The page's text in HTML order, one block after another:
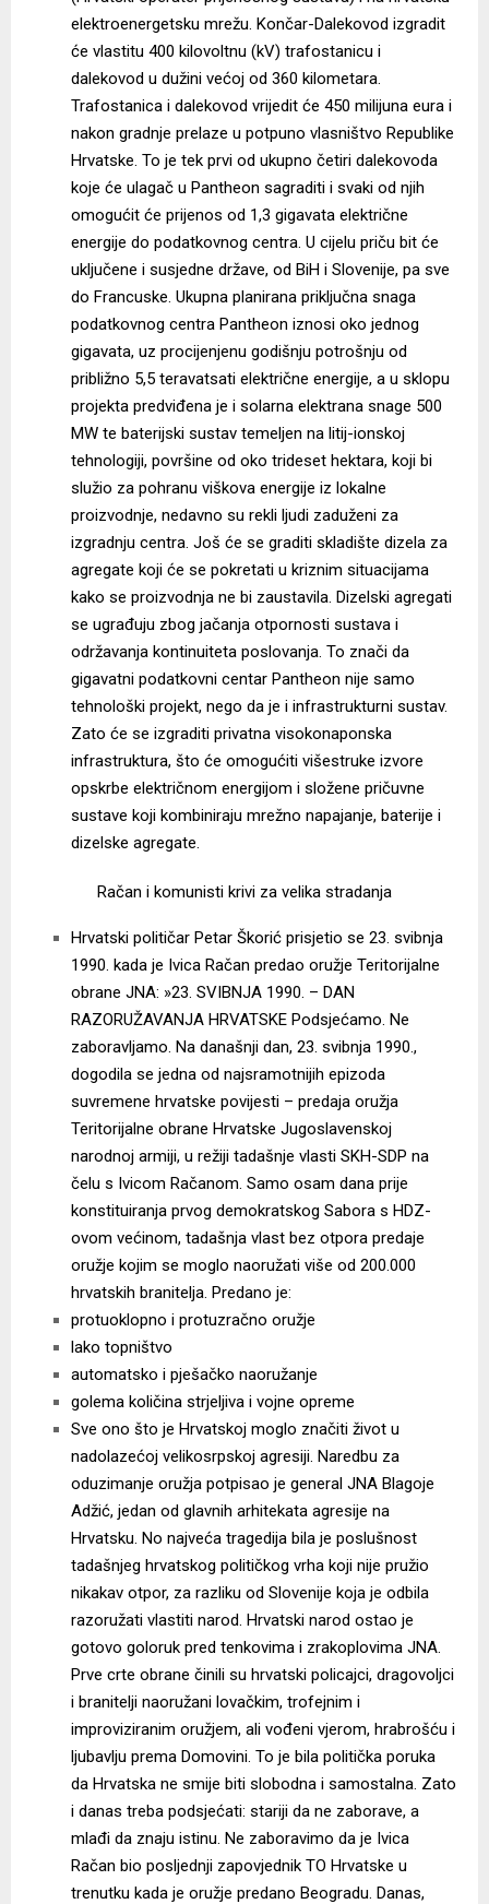
elektroenergetsku mrežu. Končar-Dalekovod izgradit
će vlastitu 400 kilovoltnu (kV) trafostanicu i
dalekovod u dužini većoj od 360 kilometara.
Trafostanica i dalekovod vrijedit će 450 milijuna eura i
nakon gradnje prelaze u potpuno vlasništvo Republike
Hrvatske. To je tek prvi od ukupno četiri dalekovoda
koje će ulagač u Pantheon sagraditi i svaki od njih
omogućit će prijenos od 1,3 gigavata električne
energije do podatkovnog centra. U cijelu priču bit će
uključene i susjedne države, od BiH i Slovenije, pa sve
do Francuske. Ukupna planirana priključna snaga
podatkovnog centra Pantheon iznosi oko jednog
gigavata, uz procijenjenu godišnju potrošnju od
približno 5,5 teravatsati električne energije, a u sklopu
projekta predviđena je i solarna elektrana snage 500
MW te baterijski sustav temeljen na litij-ionskoj
tehnologiji, površine od oko trideset hektara, koji bi
služio za pohranu viškova energije iz lokalne
proizvodnje, nedavno su rekli ljudi zaduženi za
izgradnju centra. Još će se graditi skladište dizela za
agregate koji će se pokretati u kriznim situacijama
kako se proizvodnja ne bi zaustavila. Dizelski agregati
se ugrađuju zbog jačanja otpornosti sustava i
održavanja kontinuiteta poslovanja. To znači da
gigavatni podatkovni centar Pantheon nije samo
tehnološki projekt, nego da je i infrastrukturni sustav.
Zato će se izgraditi privatna visokonaponska
infrastruktura, što će omogućiti višestruke izvore
opskrbe električnom energijom i složene pričuvne
sustave koji kombiniraju mrežno napajanje, baterije i
dizelske agregate.
Račan i komunisti krivi za velika stradanja
Hrvatski političar Petar Škorić prisjetio se 23. svibnja
1990. kada je Ivica Račan predao oružje Teritorijalne
obrane JNA: »23. SVIBNJA 1990. – DAN
RAZORUŽAVANJA HRVATSKE Podsjećamo. Ne
zaboravljamo. Na današnji dan, 23. svibnja 1990.,
dogodila se jedna od najsramotnijih epizoda
suvremene hrvatske povijesti – predaja oružja
Teritorijalne obrane Hrvatske Jugoslavenskoj
narodnoj armiji, u režiji tadašnje vlasti SKH-SDP na
čelu s Ivicom Račanom. Samo osam dana prije
konstituiranja prvog demokratskog Sabora s HDZ-
ovom većinom, tadašnja vlast bez otpora predaje
oružje kojim se moglo naoružati više od 200.000
hrvatskih branitelja. Predano je:
protuoklopno i protuzračno oružje
lako topništvo
automatsko i pješačko naoružanje
golema količina strjeljiva i vojne opreme
Sve ono što je Hrvatskoj moglo značiti život u
nadolazećoj velikosrpskoj agresiji. Naredbu za
oduzimanje oružja potpisao je general JNA Blagoje
Adžić, jedan od glavnih arhitekata agresije na
Hrvatsku. No najveća tragedija bila je poslušnost
tadašnjeg hrvatskog političkog vrha koji nije pružio
nikakav otpor, za razliku od Slovenije koja je odbila
razoružati vlastiti narod. Hrvatski narod ostao je
gotovo goloruk pred tenkovima i zrakoplovima JNA.
Prve crte obrane činili su hrvatski policajci, dragovoljci
i branitelji naoružani lovačkim, trofejnim i
improviziranim oružjem, ali vođeni vjerom, hrabrošću i
ljubavlju prema Domovini. To je bila politička poruka
da Hrvatska ne smije biti slobodna i samostalna. Zato
i danas treba podsjećati: stariji da ne zaborave, a
mlađi da znaju istinu. Ne zaboravimo da je Ivica
Račan bio posljednji zapovjednik TO Hrvatske u
trenutku kada je oružje predano Beogradu. Danas,